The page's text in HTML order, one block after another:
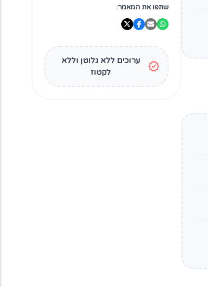
שתפו את המאמר:
verified
ערוכים ללא גלוטן וללא
לקטוז